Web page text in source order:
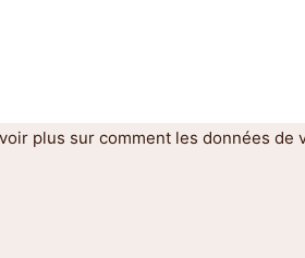
plus sur comment les données de